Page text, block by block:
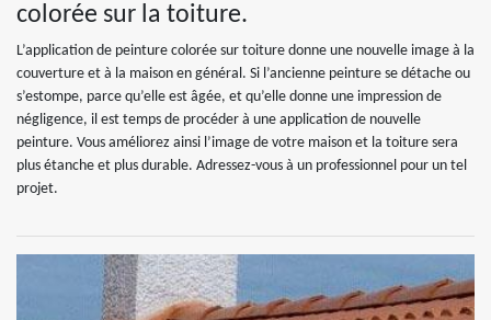
colorée sur la toiture.
L’application de peinture colorée sur toiture donne une nouvelle image à la
couverture et à la maison en général. Si l’ancienne peinture se détache ou
s’estompe, parce qu’elle est âgée, et qu’elle donne une impression de
négligence, il est temps de procéder à une application de nouvelle
peinture. Vous améliorez ainsi l’image de votre maison et la toiture sera
plus étanche et plus durable. Adressez-vous à un professionnel pour un tel
projet.